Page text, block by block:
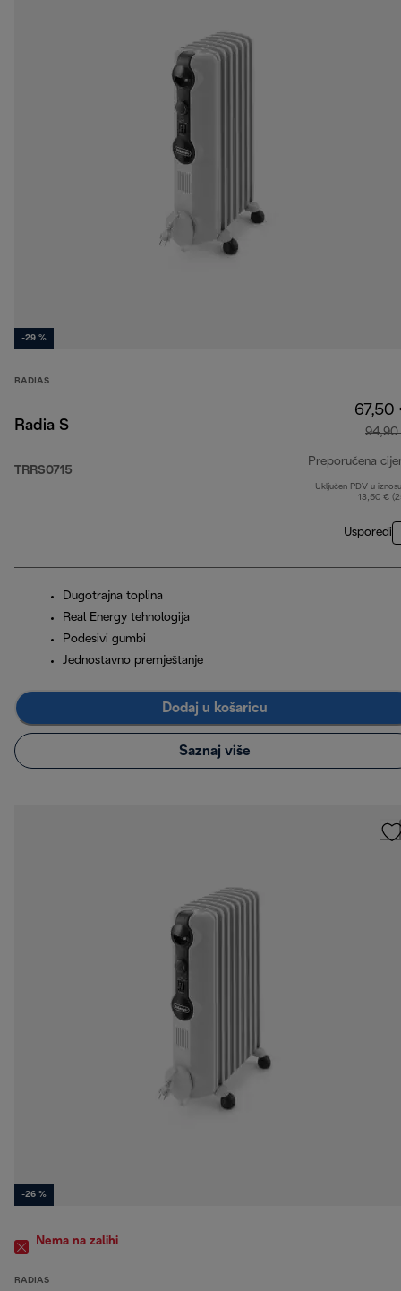
-29 %
RADIAS
Radia S
TRRS0715
67,50
Preporučena
Uključen PDV u
13,50 €
Usporedi
Dugotrajna toplina
Real Energy tehnologija
Podesivi gumbi
Jednostavno premještanje
Dodaj u košaricu
Saznaj više
-26 %
Nema na zalihi
RADIAS